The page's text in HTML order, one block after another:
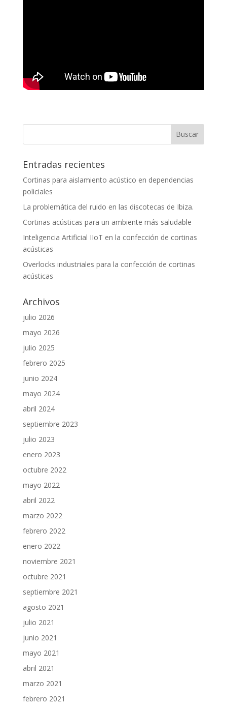
Entradas recientes
Cortinas para aislamiento acústico en dependencias
policiales
La problemática del ruido en las discotecas de Ibiza.
Cortinas acústicas para un ambiente más saludable
Inteligencia Artificial IIoT en la confección de cortinas
acústicas
Overlocks industriales para la confección de cortinas
acústicas
Archivos
julio 2026
mayo 2026
julio 2025
febrero 2025
junio 2024
mayo 2024
abril 2024
septiembre 2023
julio 2023
enero 2023
octubre 2022
mayo 2022
abril 2022
marzo 2022
febrero 2022
enero 2022
noviembre 2021
octubre 2021
septiembre 2021
agosto 2021
julio 2021
junio 2021
mayo 2021
abril 2021
marzo 2021
febrero 2021